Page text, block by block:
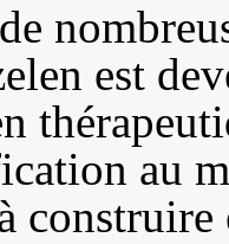
est
au
construire